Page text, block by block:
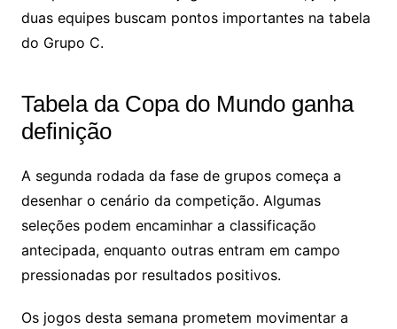
duas equipes buscam pontos importantes na tabela
do Grupo C.
Tabela da Copa do Mundo ganha
definição
A segunda rodada da fase de grupos começa a
desenhar o cenário da competição. Algumas
seleções podem encaminhar a classificação
antecipada, enquanto outras entram em campo
pressionadas por resultados positivos.
Os jogos desta semana prometem movimentar a